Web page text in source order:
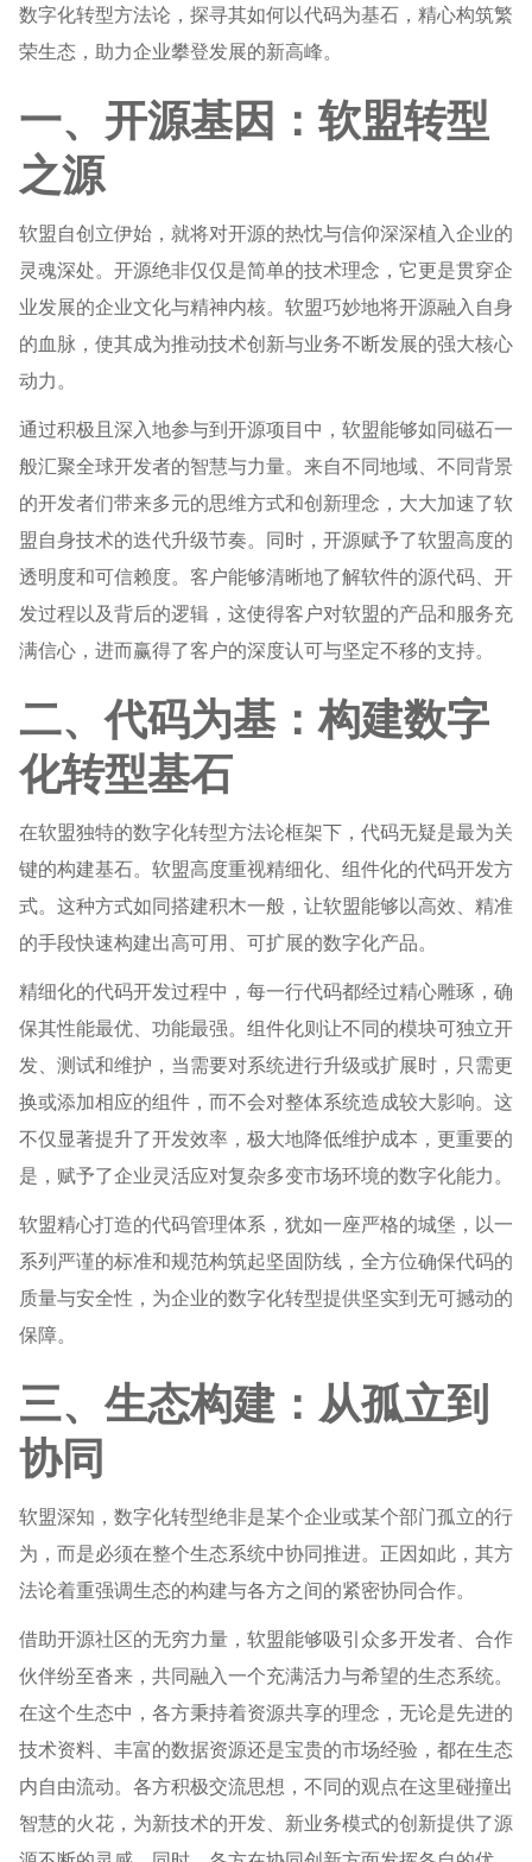
数字化转型方法论，探寻其如何以代码为基石，精心构筑繁
荣生态，助力企业攀登发展的新高峰。
一、开源基因：软盟转型
之源
软盟自创立伊始，就将对开源的热忱与信仰深深植入企业的
灵魂深处。开源绝非仅仅是简单的技术理念，它更是贯穿企
业发展的企业文化与精神内核。软盟巧妙地将开源融入自身
的血脉，使其成为推动技术创新与业务不断发展的强大核心
动力。
通过积极且深入地参与到开源项目中，软盟能够如同磁石一
般汇聚全球开发者的智慧与力量。来自不同地域、不同背景
的开发者们带来多元的思维方式和创新理念，大大加速了软
盟自身技术的迭代升级节奏。同时，开源赋予了软盟高度的
透明度和可信赖度。客户能够清晰地了解软件的源代码、开
发过程以及背后的逻辑，这使得客户对软盟的产品和服务充
满信心，进而赢得了客户的深度认可与坚定不移的支持。
二、代码为基：构建数字
化转型基石
在软盟独特的数字化转型方法论框架下，代码无疑是最为关
键的构建基石。软盟高度重视精细化、组件化的代码开发方
式。这种方式如同搭建积木一般，让软盟能够以高效、精准
的手段快速构建出高可用、可扩展的数字化产品。
精细化的代码开发过程中，每一行代码都经过精心雕琢，确
保其性能最优、功能最强。组件化则让不同的模块可独立开
发、测试和维护，当需要对系统进行升级或扩展时，只需更
换或添加相应的组件，而不会对整体系统造成较大影响。这
不仅显著提升了开发效率，极大地降低维护成本，更重要的
是，赋予了企业灵活应对复杂多变市场环境的数字化能力。
软盟精心打造的代码管理体系，犹如一座严格的城堡，以一
系列严谨的标准和规范构筑起坚固防线，全方位确保代码的
质量与安全性，为企业的数字化转型提供坚实到无可撼动的
保障。
三、生态构建：从孤立到
协同
软盟深知，数字化转型绝非是某个企业或某个部门孤立的行
为，而是必须在整个生态系统中协同推进。正因如此，其方
法论着重强调生态的构建与各方之间的紧密协同合作。
借助开源社区的无穷力量，软盟能够吸引众多开发者、合作
伙伴纷至沓来，共同融入一个充满活力与希望的生态系统。
在这个生态中，各方秉持着资源共享的理念，无论是先进的
技术资料、丰富的数据资源还是宝贵的市场经验，都在生态
内自由流动。各方积极交流思想，不同的观点在这里碰撞出
智慧的火花，为新技术的开发、新业务模式的创新提供了源